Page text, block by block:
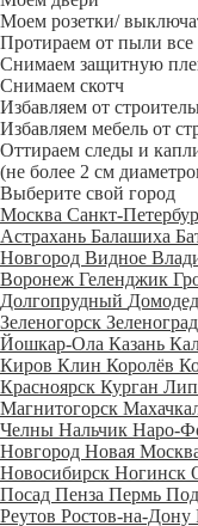
Моем розетки/
Протираем от пыли
Снимаем защитную
Снимаем скотч
Избавляем от
Избавляем мебель от
Оттираем следы и
(не более 2 см
Выберите свой город
Москва Санкт-
Астрахань Балашиха
Новгород Видное
Воронеж Геленджик
Долгопрудный
Зеленогорск Зеленоград
Йошкар-Ола Казань
Киров Клин Королёв
Красноярск Курган
Магнитогорск
Челны Нальчик Наро-
Новгород Новая
Новосибирск Ногинск
Посад Пенза Пермь
Реутов Ростов-на-Дону